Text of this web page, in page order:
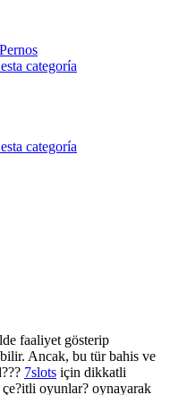
categoría
categoría
faaliyet gösterip
Ancak, bu tür bahis ve
7slots için dikkatli
oyunlar? oynayarak